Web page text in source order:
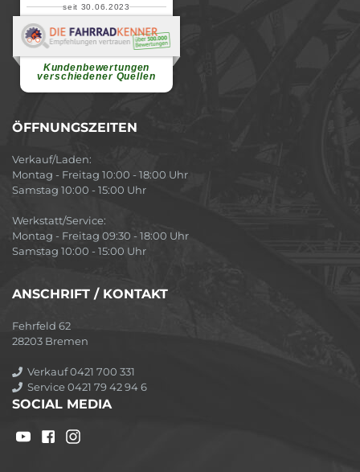
seit 30.06.2023
Kundenbewertungen
verschiedener Quellen
Renate H.
Vielen Dank für ein herzliches
ÖFFNUNGSZEITEN
Verkauf/Laden:
Montag - Freitag 10:00 - 18:00 Uhr
Samstag 10:00 - 15:00 Uhr
Werkstatt/Service:
Montag - Freitag 09:30 - 18:00 Uhr
Samstag 10:00 - 15:00 Uhr
ANSCHRIFT / KONTAKT
Fehrfeld 62
28203 Bremen
Verkauf 0421 700 331
Service 0421 79 42 94 6
SOCIAL MEDIA